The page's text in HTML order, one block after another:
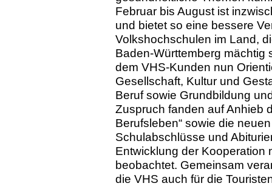
Februar bis August ist
und bietet so eine bessere
Volkshochschulen im Land,
Baden-Württemberg mächtig
dem VHS-Kunden nun
Gesellschaft, Kultur und
Beruf sowie Grundbildung
Zuspruch fanden auf Anhieb
Berufsleben“ sowie die
Schulabschlüsse und
Entwicklung der Kooperation
beobachtet. Gemeinsam
die VHS auch für die